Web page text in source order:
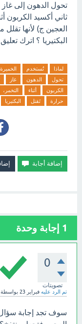
تحول الدهون إلى غاز
ثاني أكسيد الكربون
العجين ج) لأنها تقلل
البكتيريا ؟ اترك
لماذا تُستخدم الخميرة
تحول
الدهون غاز
الكربون
أثناء التخمر،
حرارة
تَقتل البكتيريا
1 إجابة وحدة
0
تصويتات
تم الرد عليه فبراير 23 بواسطة
سوف تجد إجابة سؤال